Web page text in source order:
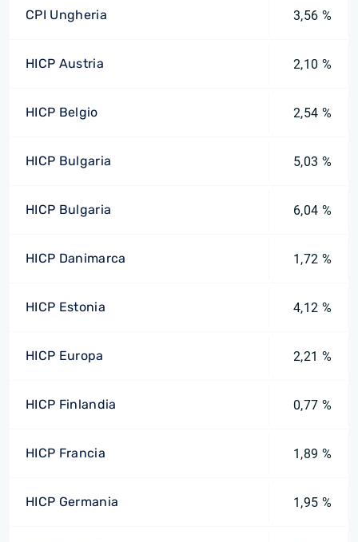
CPI Ungheria 3,56 %
HICP Austria 2,10 %
HICP Belgio 2,54 %
HICP Bulgaria 5,03 %
HICP Bulgaria 6,04 %
HICP Danimarca 1,72 %
HICP Estonia 4,12 %
HICP Europa 2,21 %
HICP Finlandia 0,77 %
HICP Francia 1,89 %
HICP Germania 1,95 %